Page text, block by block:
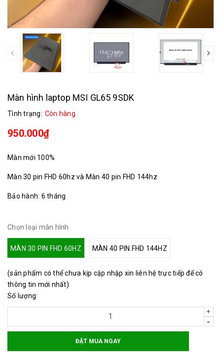
prev
Màn hình laptop MSI GL65 9SDK
Tình trạng: Còn hàng
950.000₫
Màn mới 100%
Màn 30 pin FHD 60hz và Màn 40 pin FHD 144hz
Bảo hành: 6 tháng
Chọn loại màn hình
MÀN 30 PIN FHD 60HZ MÀN 40 PIN FHD 144HZ
(sản phẩm có thể chưa kịp cập nhập xin liên hệ trực tiếp để có
thông tin mới nhất)
Số lượng:
+
-
ĐẶT MUA NGAY